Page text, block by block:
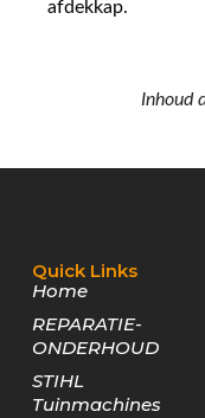
afdekkap.
Inhoud
Quick Links
Home
REPARATIE-
ONDERHOUD
STIHL
Tuinmachines